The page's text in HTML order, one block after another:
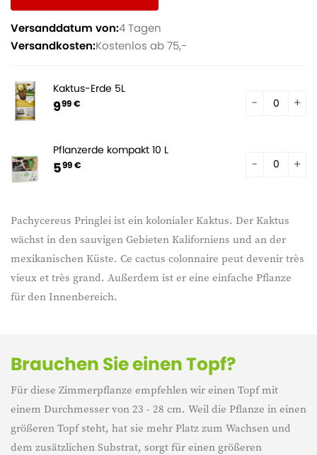
Pachycereus Pringlei ist ein kolonialer Kaktus. Der Kaktus
wächst in den sauvigen Gebieten Kaliforniens und an der
mexikanischen Küste. Ce cactus colonnaire peut devenir très
vieux et très grand. Außerdem ist er eine einfache Pflanze
für den Innenbereich.
Versanddatum von:4 Tagen
Versandkosten:Kostenlos ab 75,-
Kaktus-Erde 5L
999 €
Pflanzerde kompakt 10 L
599 €
Brauchen Sie einen Topf?
Für diese Zimmerpflanze empfehlen wir einen Topf mit
einem Durchmesser von 23 - 28 cm. Weil die Pflanze in einen
größeren Topf steht, hat sie mehr Platz zum Wachsen und
dem zusätzlichen Substrat, sorgt für einen größeren